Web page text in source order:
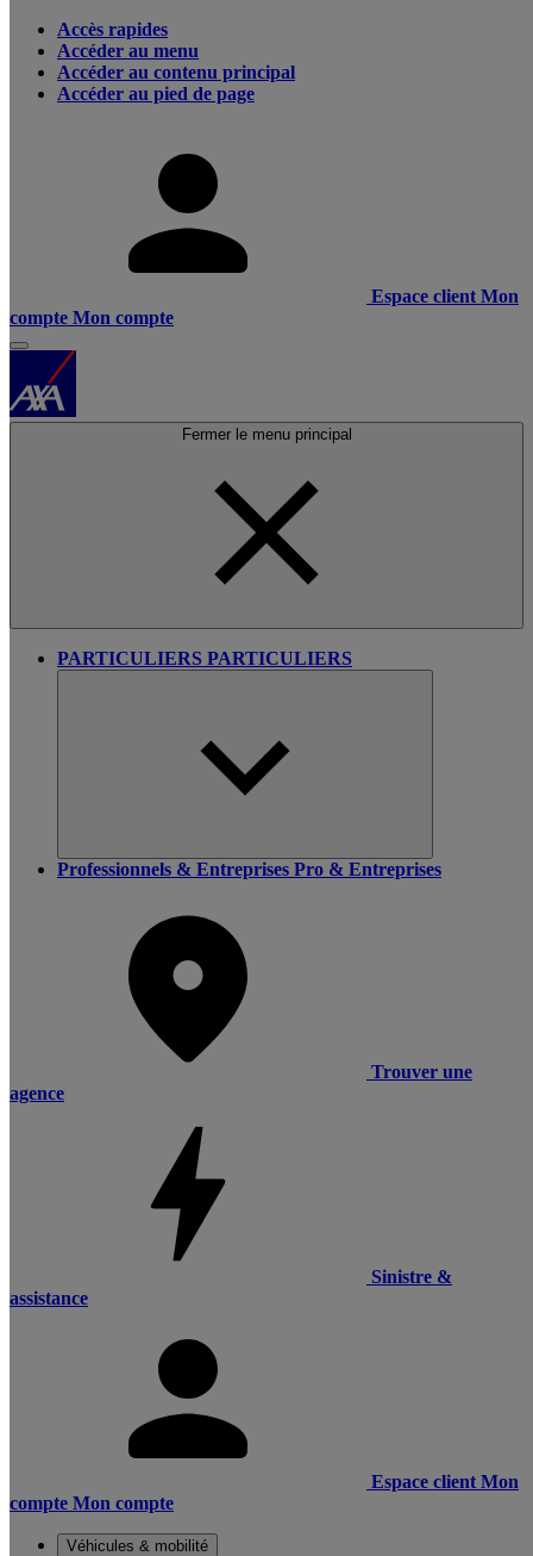
Accès rapides
Accéder au menu
Accéder au contenu principal
Accéder au pied de page
Espace client Mon
compte Mon compte
Fermer le menu principal
PARTICULIERS PARTICULIERS
Professionnels & Entreprises Pro & Entreprises
Trouver une
agence
Sinistre &
assistance
Espace client Mon
compte Mon compte
Véhicules & mobilité